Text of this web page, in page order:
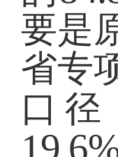
要是
省专
口